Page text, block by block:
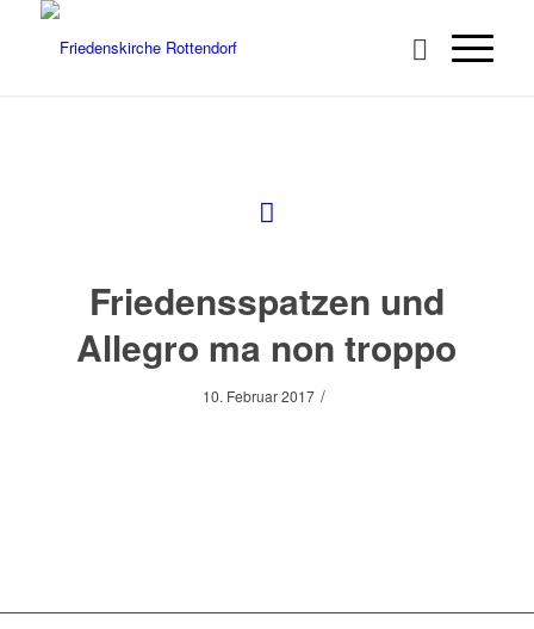
Friedensspatzen und
Allegro ma non troppo
10. Februar 2017 /